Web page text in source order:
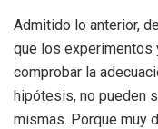
Admitido lo anterior,
que los experimentos
comprobar la
hipótesis, no pueden
mismas. Porque muy